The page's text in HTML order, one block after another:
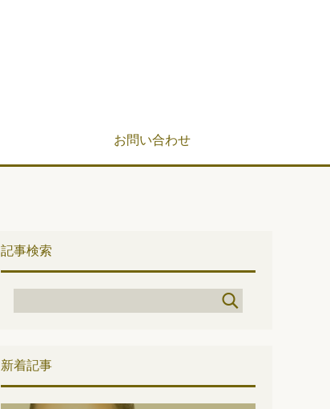
お問い合わせ
記事検索
新着記事